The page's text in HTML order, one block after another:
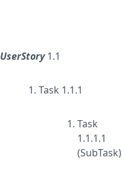
UserStory1.1
Task 1.1.1
Task
1.1.1.1
(SubTask)